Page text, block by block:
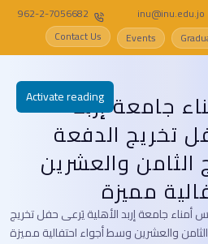
inu@inu.edu.jo
962-2-7056682
Events
Contact Us
جامعة إربد
تخريج الدفعة
الثامن والعشرين
مميزة
جامعة إربد الأهلية يَرعى حفل تخريج
والعشرين وسط أجواء احتفالية مميزة
Activate reading